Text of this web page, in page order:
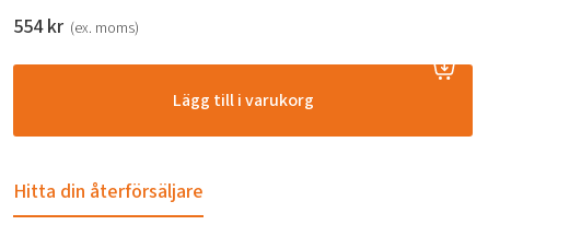
554kr (ex. moms)
Lägg till i varukorg
Hitta din återförsäljare